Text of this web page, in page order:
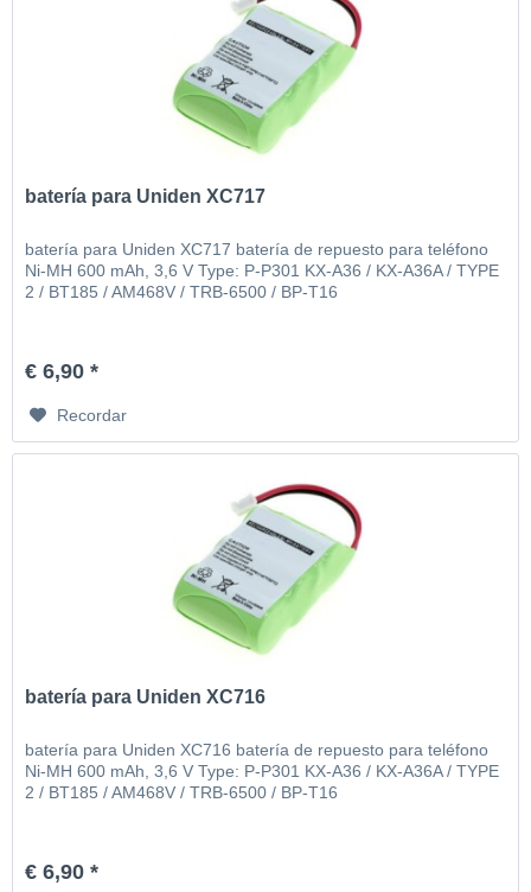
batería para Uniden XC717
batería para Uniden XC717 batería de repuesto para teléfono
Ni-MH 600 mAh, 3,6 V Type: P-P301 KX-A36 / KX-A36A / TYPE
2 / BT185 / AM468V / TRB-6500 / BP-T16
€ 6,90 *
Recordar
batería para Uniden XC716
batería para Uniden XC716 batería de repuesto para teléfono
Ni-MH 600 mAh, 3,6 V Type: P-P301 KX-A36 / KX-A36A / TYPE
2 / BT185 / AM468V / TRB-6500 / BP-T16
€ 6,90 *